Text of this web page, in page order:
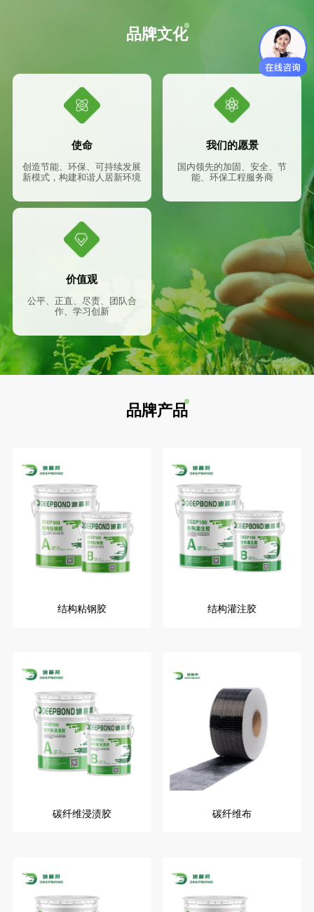
品牌文化
使命
创造节能、环保、可持续发展
新模式，构建和谐人居新环境
我们的愿景
国内领先的加固、安全、节
能、环保工程服务商
价值观
公平、正直、尽责、团队合
作、学习创新
品牌产品
结构粘钢胶 结构灌注胶
碳纤维浸渍胶 碳纤维布